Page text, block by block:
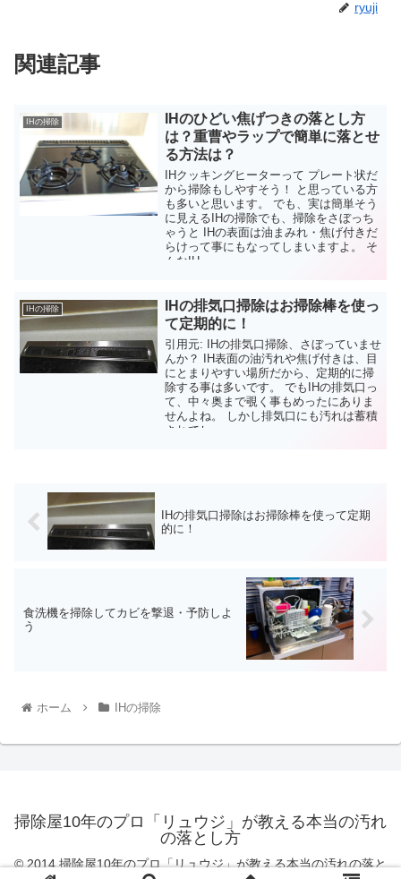
ryuji
関連記事
IHの掃除
IHのひどい焦げつきの落とし方
は？重曹やラップで簡単に落とせ
る方法は？
IHクッキングヒーターって プレート状だ
から掃除もしやすそう！ と思っている方
も多いと思います。 でも、実は簡単そう
に見えるIHの掃除でも、掃除をさぼっち
ゃうと IHの表面は油まみれ・焦げ付きだ
らけって事にもなってしまいますよ。 そ
んなIH...
IHの掃除
IHの排気口掃除はお掃除棒を使っ
て定期的に！
引用元: IHの排気口掃除、さぼっていませ
んか？ IH表面の油汚れや焦げ付きは、目
にとまりやすい場所だから、定期的に掃
除する事は多いです。 でもIHの排気口っ
て、中々奥まで覗く事もめったにありま
せんよね。 しかし排気口にも汚れは蓄積
されてし...
IHの排気口掃除はお掃除棒を使って定期
的に！
食洗機を掃除してカビを撃退・予防しよ
う
ホーム IHの掃除
掃除屋10年のプロ「リュウジ」が教える本当の汚れ
の落とし方
© 2014 掃除屋10年のプロ「リュウジ」が教える本当の汚れの落と